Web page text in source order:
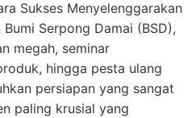
Sukses Menyelenggarakan
Serpong Damai (BSD),
megah, seminar
hingga pesta ulang
persiapan yang sangat
paling krusial yang